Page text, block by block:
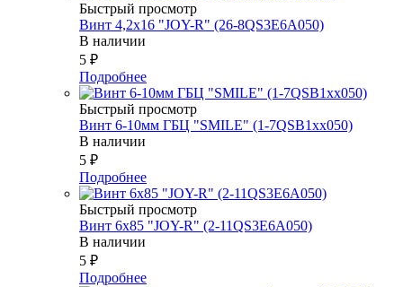
Быстрый просмотр
Винт 4,2х16 "JOY-R" (26-8QS3E6A050)
В наличии
5 ₽
Подробнее
Быстрый просмотр
Винт 6-10мм ГБЦ "SMILE" (1-7QSB1xx050)
В наличии
5 ₽
Подробнее
Быстрый просмотр
Винт 6х85 "JOY-R" (2-11QS3E6A050)
В наличии
5 ₽
Подробнее